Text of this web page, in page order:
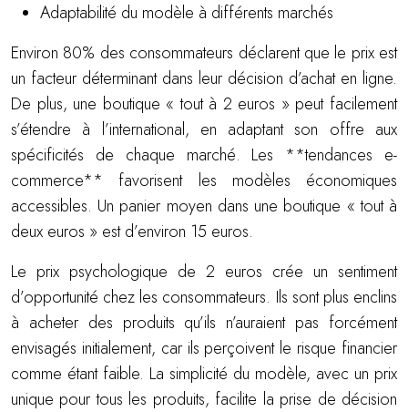
Adaptabilité du modèle à différents marchés
Environ 80% des consommateurs déclarent que le prix est
un facteur déterminant dans leur décision d’achat en ligne.
De plus, une boutique « tout à 2 euros » peut facilement
s’étendre à l’international, en adaptant son offre aux
spécificités de chaque marché. Les **tendances e-
commerce** favorisent les modèles économiques
accessibles. Un panier moyen dans une boutique « tout à
deux euros » est d’environ 15 euros.
Le prix psychologique de 2 euros crée un sentiment
d’opportunité chez les consommateurs. Ils sont plus enclins
à acheter des produits qu’ils n’auraient pas forcément
envisagés initialement, car ils perçoivent le risque financier
comme étant faible. La simplicité du modèle, avec un prix
unique pour tous les produits, facilite la prise de décision